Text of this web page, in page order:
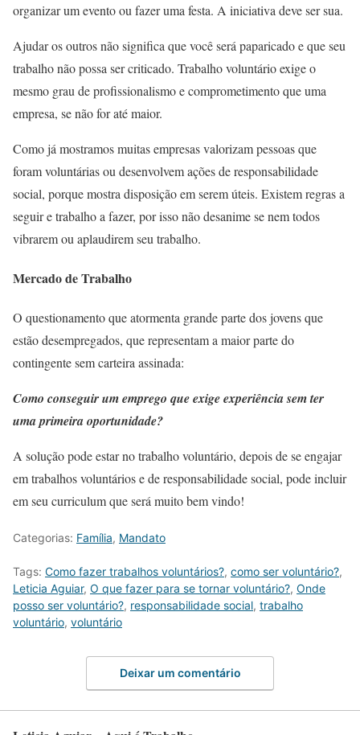
organizar um evento ou fazer uma festa. A iniciativa deve ser sua.
Ajudar os outros não significa que você será paparicado e que seu
trabalho não possa ser criticado. Trabalho voluntário exige o
mesmo grau de profissionalismo e comprometimento que uma
empresa, se não for até maior.
Como já mostramos muitas empresas valorizam pessoas que
foram voluntárias ou desenvolvem ações de responsabilidade
social, porque mostra disposição em serem úteis. Existem regras a
seguir e trabalho a fazer, por isso não desanime se nem todos
vibrarem ou aplaudirem seu trabalho.
Mercado de Trabalho
O questionamento que atormenta grande parte dos jovens que
estão desempregados, que representam a maior parte do
contingente sem carteira assinada:
Como conseguir um emprego que exige experiência sem ter
uma primeira oportunidade?
A solução pode estar no trabalho voluntário, depois de se engajar
em trabalhos voluntários e de responsabilidade social, pode incluir
em seu curriculum que será muito bem vindo!
Categorias: Família, Mandato
Tags: Como fazer trabalhos voluntários?, como ser voluntário?,
Leticia Aguiar, O que fazer para se tornar voluntário?, Onde
posso ser voluntário?, responsabilidade social, trabalho
voluntário, voluntário
Deixar um comentário